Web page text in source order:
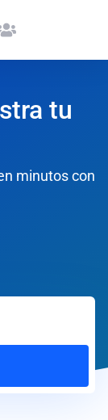
tu
minutos con